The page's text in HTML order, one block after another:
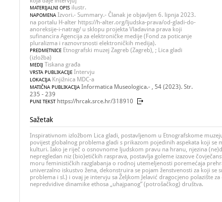
MATERIJALNI OPIS ilustr.
NAPOMENA Izvori.- Summary.- Članak je objavljen 6. lipnja 2023.
na portalu H-alter https://h-alter.org/ljudska-prava/od-gladi-do-
anoreksije-i-natrag/ u sklopu projekta Vladavina prava koji
sufinancira Agencija za elektroničke medije (Fond za poticanje
pluralizma i raznovrsnosti elektroničkih medija).
PREDMETNICE Etnografski muzej Zagreb (Zagreb), ; Lica gladi
(izložba)
MEDIJ Tiskana građa
VRSTA PUBLIKACIJE Intervju
LOKACIJA Knjižnica MDC-a
MATIČNA PUBLIKACIJA Informatica Museologica.- , 54 (2023). Str.
235 - 239
PUNI TEKST https://hrcak.srce.hr/318910
Sažetak
Inspirativnom izložbom Lica gladi, postavljenom u Etnografskome
povijest globalnog problema gladi s prikazom pojedinih aspekata koji se
kulturi. Iako je riječ o osnovnome ljudskom pravu na hranu, njezina
nepregledan niz (bio)etičkih rasprava, postavlja goleme izazove
moru feminističkih razglabanja o rodnoj utemeljenosti poremećaja
univerzalno iskustvo žena, dekonstruira se pojam ženstvenosti za koji se
problema i sl.) i ovaj je intervju sa Željkom Jelavić dragocjeno polazište
nepredvidive dinamike ethosa „uhajpanog” (potrošačkog) društva.